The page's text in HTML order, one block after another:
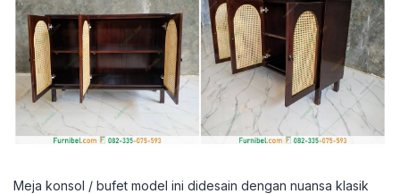
Meja konsol / bufet model ini didesain dengan nuansa klasik